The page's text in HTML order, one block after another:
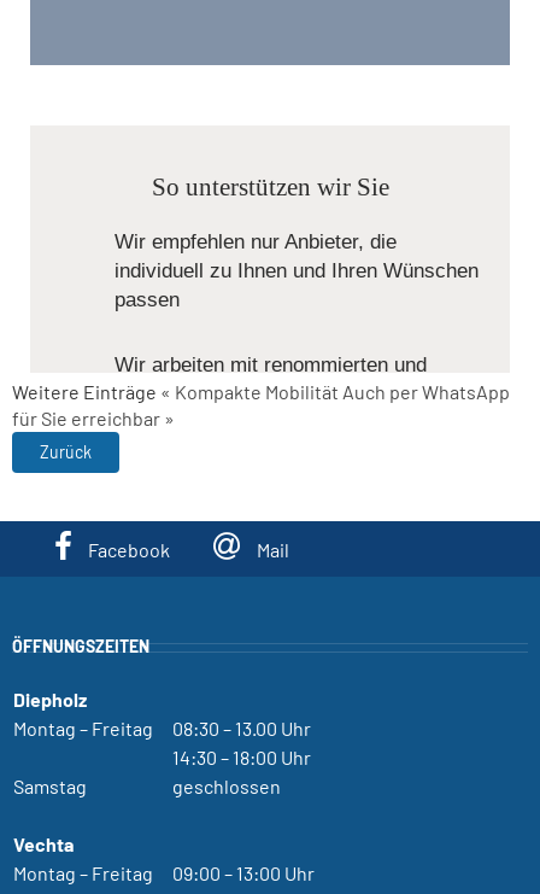
Weitere Einträge « Kompakte Mobilität Auch per WhatsApp
für Sie erreichbar »
Zurück
Facebook Mail
ÖFFNUNGSZEITEN
Diepholz
Montag – Freitag
08:30 – 13.00 Uhr
14:30 – 18:00 Uhr
Samstag
geschlossen
Vechta
Montag – Freitag
09:00 – 13:00 Uhr